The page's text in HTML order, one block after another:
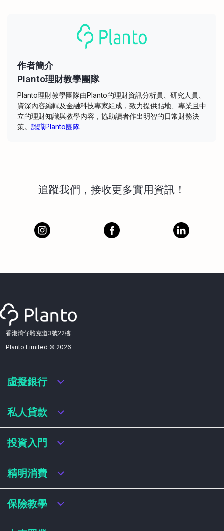
作者簡介
Planto理財教學團隊
Planto理財教學團隊由Planto的理財資訊分析員、研究人員、
資深內容編輯及金融科技專家組成，致力提供貼地、專業且中
立的理財知識與教學內容，協助讀者作出明智的日常財務決
策。 認識Planto團隊
追蹤我們，接收更多實用資訊！
香港灣仔駱克道3號22樓
Planto Limited © 2026
虛擬銀行
虛擬銀行迎新優惠
虛擬銀行存款利率比較
虛擬銀行銀扣賬卡 / 信用卡
虛擬銀行貸款
私人貸款
私人貸款年利率比較
網上即批貸款
結餘轉戶
稅務貸款
財務公司貸款
投資入門
港股戶口收費及迎新優惠
基金平台比較
買加密貨幣教學
精明消費
網購信用卡
飛行里數信用卡
保險教學
買保險基本概念